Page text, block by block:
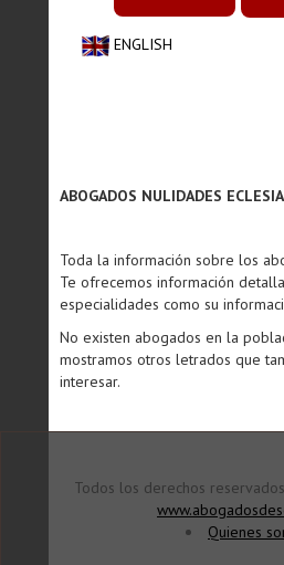
ENGLISH
ABOGADOS NULIDADES
Toda la información sobre los
Te ofrecemos información
especialidades como su
No existen abogados en la
mostramos otros letrados que
interesar.
Todos los derechos
Quienes